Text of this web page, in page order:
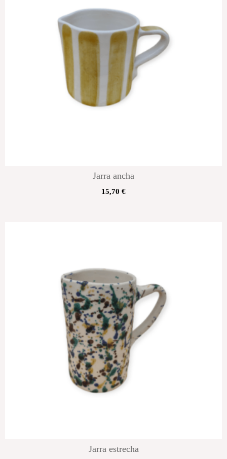
Jarra ancha
15,70 €
Jarra estrecha